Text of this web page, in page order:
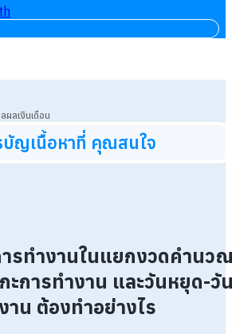
ผลเงินเดือน
บัญเนื้อหาที่ คุณสนใจ
ารทำงานในแยกงวดคำนว
ะการทำงาน และวันหยุด-วั
าน ต้องทำอย่างไร